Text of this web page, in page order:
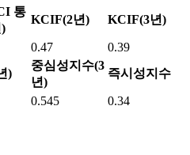
통
KCIF(2년) KCIF(3년)
0.47
0.39
)
중심성지수(3
년)
즉시성지수
0.545 0.34